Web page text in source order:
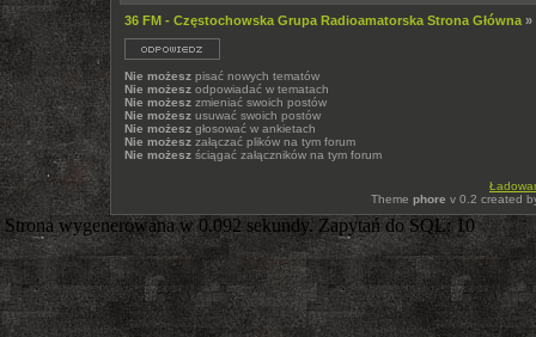
36 FM - Częstochowska Grupa Radioamatorska Strona Główna »
Nie możesz pisać nowych tematów
Nie możesz odpowiadać w tematach
Nie możesz zmieniać swoich postów
Nie możesz usuwać swoich postów
Nie możesz głosować w ankietach
Nie możesz załączać plików na tym forum
Nie możesz ściągać załączników na tym forum
Theme phore v 0.2 created
Strona wygenerowana w 0.092 sekundy. Zapytań do SQL: 10